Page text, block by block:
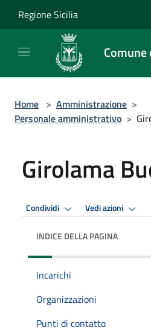
Regione Sicilia
Home > Amministrazione >
Personale amministrativo >
Girolama
Condividi Vedi azioni
INDICE DELLA PAGINA
Incarichi
Organizzazioni
Punti di contatto